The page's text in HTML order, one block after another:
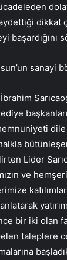
dikkat
başardığını
sanayi
Lider
ve
bir iki olan
taleplere